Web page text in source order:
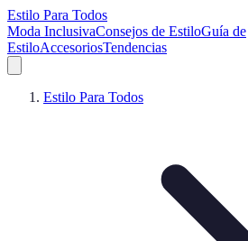
Estilo Para Todos
Moda InclusivaConsejos de EstiloGuía de
EstiloAccesoriosTendencias
Estilo Para Todos